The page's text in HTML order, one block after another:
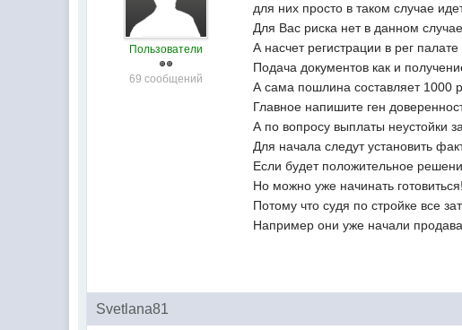
Пользователи
69 сообщений
для них просто в таком случае
Для Вас риска нет в данном случае.
А насчет регистрации в рег
Подача документов как и
А сама пошлина составляет 1000
Главное напишите ген
А по вопросу выплаты неустойки
Для начала следут установить
Если будет положительное
Но можно уже начинать готовиться!
Потому что судя по стройке все
Например они уже начали
Svetlana81